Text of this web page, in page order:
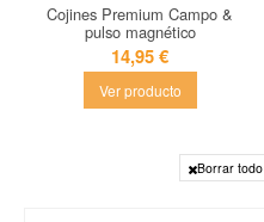
Cojines Premium Campo &
pulso magnético
14,95 €
Ver producto
Borrar todo